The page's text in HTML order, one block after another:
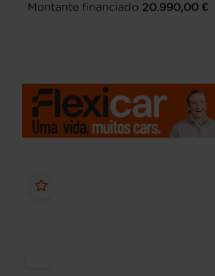
Montante financiado 20.990,00 €